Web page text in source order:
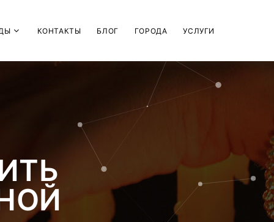
КОНТАКТЫ БЛОГ ГОРОДА УСЛУГИ